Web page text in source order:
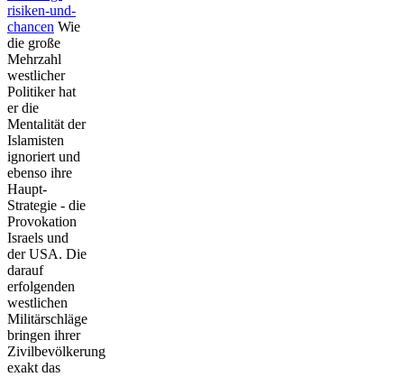
risiken-und-
chancen Wie
die große
Mehrzahl
westlicher
Politiker hat
er die
Mentalität der
Islamisten
ignoriert und
ebenso ihre
Haupt-
Strategie - die
Provokation
Israels und
der USA. Die
darauf
erfolgenden
westlichen
Militärschläge
bringen ihrer
Zivilbevölkerung
exakt das